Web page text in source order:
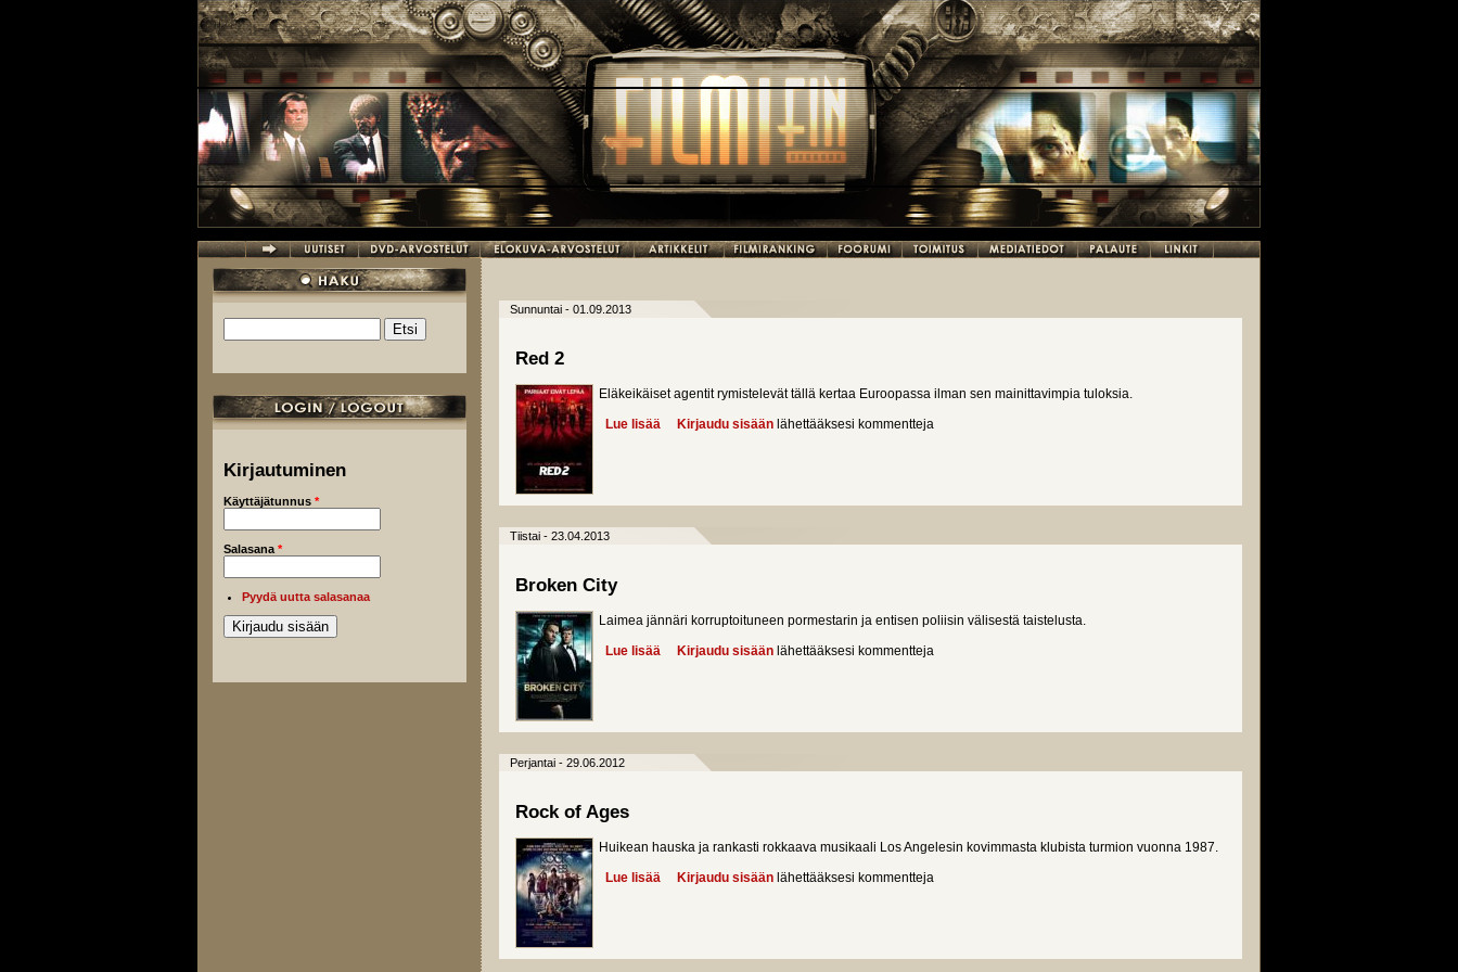
Hakulomake
Kirjautuminen
Käyttäjätunnus *
Salasana *
Pyydä uutta salasanaa
Sunnuntai - 01.09.2013
Red 2
Eläkeikäiset agentit rymistelevät tällä kertaa Euroopassa ilman sen mainittavimpia tuloksia.
Lue lisää about Red 2
Kirjaudu sisään lähettääksesi kommentteja
Tiistai - 23.04.2013
Broken City
Laimea jännäri korruptoituneen pormestarin ja entisen poliisin välisestä taistelusta.
Lue lisää about Broken City
Kirjaudu sisään lähettääksesi kommentteja
Perjantai - 29.06.2012
Rock of Ages
Huikean hauska ja rankasti rokkaava musikaali Los Angelesin kovimmasta klubista turmion vuonna 1987.
Lue lisää about Rock of Ages
Kirjaudu sisään lähettääksesi kommentteja